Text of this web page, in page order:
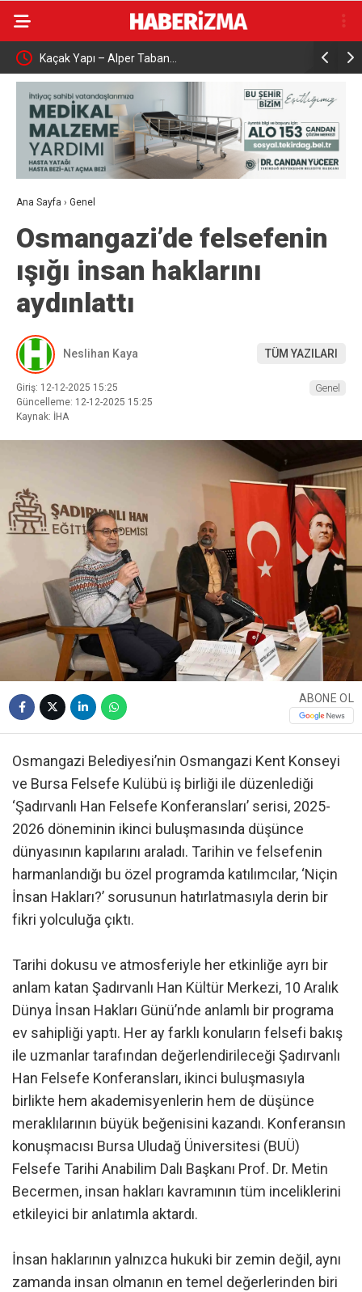
Çalışma ve Sosyal Güvenlik Bakanı Işıkhan
Karabük’te Temaslarda Bulundu
İletişim
Ana Sayfa › Genel
Osmangazi’de felsefenin
ışığı insan haklarını
aydınlattı
Neslihan Kaya TÜM YAZILARI
Giriş: 12-12-2025 15:25
Güncelleme: 12-12-2025 15:25
Kaynak: İHA
Genel
ABONE OL
Osmangazi Belediyesi’nin Osmangazi Kent Konseyi
ve Bursa Felsefe Kulübü iş birliği ile düzenlediği
‘Şadırvanlı Han Felsefe Konferansları’ serisi, 2025-
2026 döneminin ikinci buluşmasında düşünce
dünyasının kapılarını araladı. Tarihin ve felsefenin
harmanlandığı bu özel programda katılımcılar, ‘Niçin
İnsan Hakları?’ sorusunun hatırlatmasıyla derin bir
fikri yolculuğa çıktı.
Tarihi dokusu ve atmosferiyle her etkinliğe ayrı bir
anlam katan Şadırvanlı Han Kültür Merkezi, 10 Aralık
Dünya İnsan Hakları Günü’nde anlamlı bir programa
ev sahipliği yaptı. Her ay farklı konuların felsefi bakış
ile uzmanlar tarafından değerlendirileceği Şadırvanlı
Han Felsefe Konferansları, ikinci buluşmasıyla
birlikte hem akademisyenlerin hem de düşünce
meraklılarının büyük beğenisini kazandı. Konferansın
konuşmacısı Bursa Uludağ Üniversitesi (BUÜ)
Felsefe Tarihi Anabilim Dalı Başkanı Prof. Dr. Metin
Becermen, insan hakları kavramının tüm inceliklerini
etkileyici bir anlatımla aktardı.
İnsan haklarının yalnızca hukuki bir zemin değil, aynı
zamanda insan olmanın en temel değerlerinden biri